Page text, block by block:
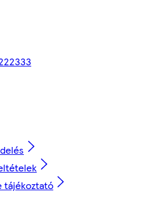
tájékoztató